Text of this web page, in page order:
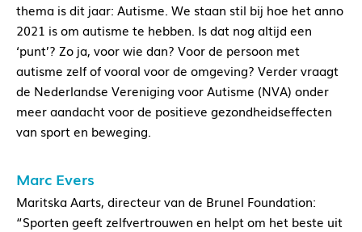
thema is dit jaar: Autisme. We staan stil bij hoe het anno
2021 is om autisme te hebben. Is dat nog altijd een
‘punt’? Zo ja, voor wie dan? Voor de persoon met
autisme zelf of vooral voor de omgeving? Verder vraagt
de Nederlandse Vereniging voor Autisme (NVA) onder
meer aandacht voor de positieve gezondheidseffecten
van sport en beweging.
Marc Evers
Maritska Aarts, directeur van de Brunel Foundation:
“Sporten geeft zelfvertrouwen en helpt om het beste uit